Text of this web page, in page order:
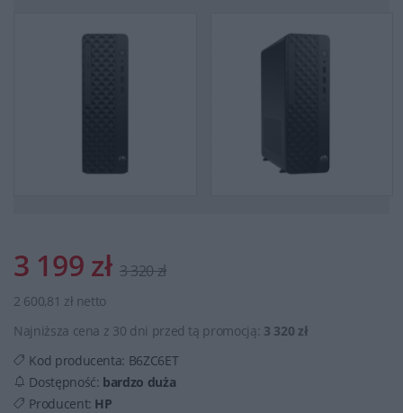
3 199 zł 3 320 zł
2 600,81 zł netto
Najniższa cena z 30 dni przed tą promocją: 3 320 zł
Kod producenta: B6ZC6ET
Dostępność: bardzo duża
Producent: HP